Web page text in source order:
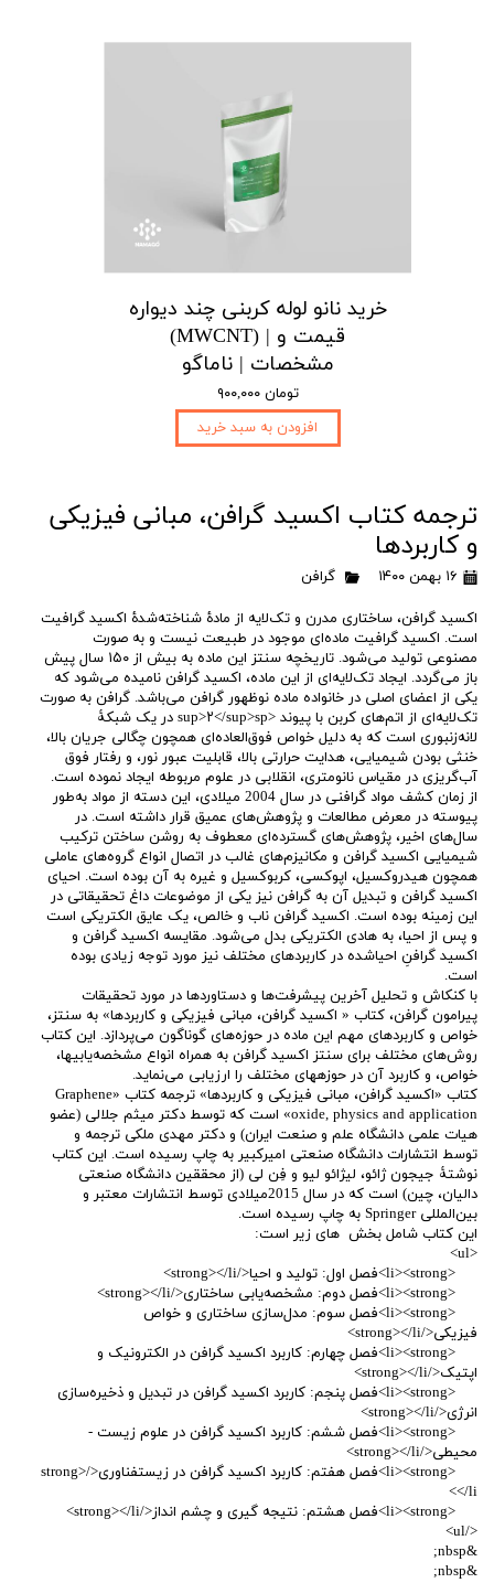
ترجمه کتاب اکسید گرافن، مبانی فیزیکی
و کاربردها
۱۶ بهمن ۱۴۰۰ گرافن
اکسید گرافن، ساختاری مدرن و تک‌لایه از مادۀ شناخته‌شدۀ اکسید گرافیت
است. اکسید گرافیت ماده‌ای موجود در طبیعت نیست و به صورت
مصنوعی تولید می‌شود. تاریخچه سنتز این ماده به بیش از ۱۵۰ سال پیش
باز می‌گردد. ایجاد تک‌لایه‌ای از این ماده، اکسید گرافن نامیده می‌شود که
یکی از اعضای اصلی در خانواده ماده نوظهور گرافن می‌باشد. گرافن به‌ صورت
تک‌لایه‌ای از اتم‌های کربن با پیوند <sup>۲</sup>sp در یک شبکۀ
لانه‌زنبوری است که به دلیل خواص فوق‌العاده‌ای همچون چگالی جریان بالا،
خنثی بودن شیمیایی، هدایت حرارتی بالا، قابلیت عبور نور، و رفتار فوق
آب‌گریزی در مقیاس نانومتری، انقلابی در علوم مربوطه ایجاد نموده است.
از زمان کشف مواد گرافنی در سال 2004 میلادی، این دسته از مواد به‌طور
پیوسته در معرض مطالعات و پژوهش‌های عمیق قرار داشته است. در
سال‌های اخیر، پژوهش‌های گسترده‌ای معطوف به روشن ساختن ترکیب
شیمیایی اکسید گرافن و مکانیزم‌های غالب در اتصال انواع گروه‌های عاملی
همچون هیدروکسیل، اپوکسی، کربوکسیل و غیره به آن بوده است. احیای
اکسید گرافن و تبدیل آن به گرافن نیز یکی از موضوعات داغ تحقیقاتی در
این زمینه بوده است. اکسید گرافن ناب و خالص، یک عایق الکتریکی است
و پس از احیا، به هادی الکتریکی بدل می‌شود. مقایسه اکسید گرافن و
اکسید گرافنِ احیاشده در کاربردهای مختلف نیز مورد توجه زیادی بوده
است.
با کنکاش و تحلیل آخرین پیشرفت‌ها و دستاوردها در مورد تحقیقات
پیرامون گرافن، کتاب « اکسید گرافن، مبانی فیزیکی و کاربردها» به سنتز،
خواص و کاربردهای مهم این ماده در حوزه‌های گوناگون می‌پردازد. این کتاب
روش‌های مختلف برای سنتز اکسید گرافن به همراه انواع مشخصه‌یابی­ها،
خواص، و کاربرد آن در حوزه­های مختلف را ارزیابی می‌نماید.
کتاب «اکسید گرافن، مبانی فیزیکی و کاربردها» ترجمه کتاب «Graphene
oxide, physics and application» است که توسط دکتر میثم جلالی (عضو
هیات علمی دانشگاه علم و صنعت ایران) و دکتر مهدی ملکی ترجمه و
توسط انتشارات دانشگاه صنعتی امیرکبیر به چاپ رسیده است. این کتاب
نوشتۀ جیجون ژائو، لیژائو لیو و فِن لی (از محققین دانشگاه صنعتی
دالیان، چین) است که در سال 2015میلادی توسط انتشارات معتبر و
بین‌المللی Springer به چاپ رسیده است.
این کتاب شامل بخش های زیر است:
<ul>
<li><strong>فصل اول: تولید و احیا</strong></li>
<li><strong>فصل دوم: مشخصه‌یابی ساختاری</strong></li>
<li><strong>فصل سوم: مدل‌سازی ساختاری و خواص
فیزیکی</strong></li>
<li><strong>فصل چهارم: کاربرد اکسید گرافن در الکترونیک و
اپتیک</strong></li>
<li><strong>فصل پنجم: کاربرد اکسید گرافن در تبدیل و ذخیره‌سازی
انرژی</strong></li>
<li><strong>فصل ششم: کاربرد اکسید گرافن در علوم زیست ­
محیطی</strong></li>
<li><strong>فصل هفتم: کاربرد اکسید گرافن در زیست­فناوری</strong>
</li>
<li><strong>فصل هشتم: نتیجه ­گیری و چشم­ انداز</strong></li>
</ul>
&nbsp;
&nbsp;
خرید نانو لوله کربنی چند دیواره
(MWCNT) | قیمت و
مشخصات | ناماگو
۹۰۰,۰۰۰ تومان
افزودن به سبد خرید